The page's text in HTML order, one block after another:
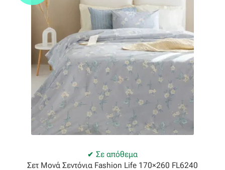
Βελουτέ
Γάζα
Γκρο
Δαντέλα
Σε απόθεμα
Σετ Μονά Σεντόνια Fashion Life 170×260 FL6240